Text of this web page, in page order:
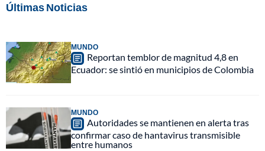
Últimas Noticias
MUNDO
Reportan temblor de magnitud 4,8 en
Ecuador: se sintió en municipios de Colombia
MUNDO
Autoridades se mantienen en alerta tras
confirmar caso de hantavirus transmisible
entre humanos